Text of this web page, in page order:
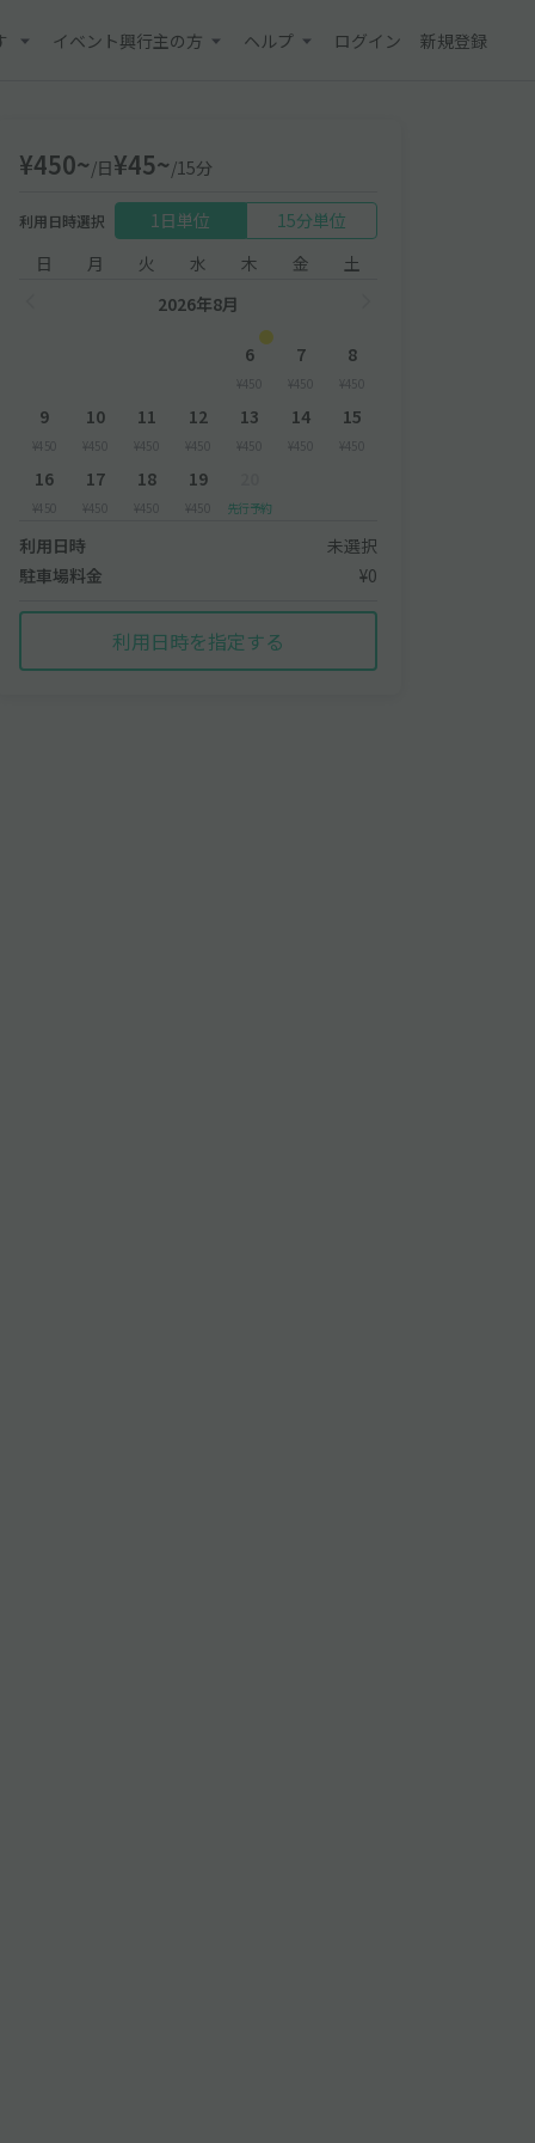
イベント興行主の方 ヘルプ ログイン 新規登録
¥450~/日¥45~/15分
利用日時選択 1日単位
15分単位
日
月 火 水 木 金
土
2026年8月
6
¥450
7
¥450
8
¥450
9
¥450
10
¥450
11
¥450
12
¥450
13
¥450
14
¥450
15
¥450
16
¥450
17
¥450
18
¥450
19
¥450 先行予約
利用日時
未選択
駐車場料金
¥0
利用日時を指定する